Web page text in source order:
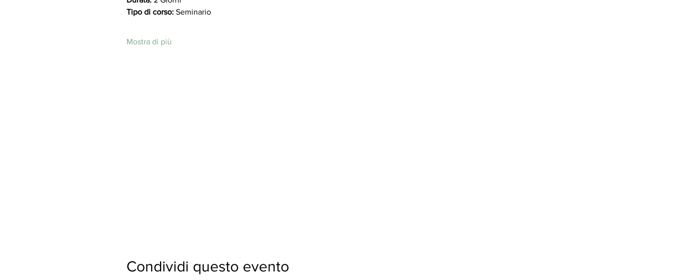
Tipo di corso: Seminario
Mostra di più
Condividi questo evento